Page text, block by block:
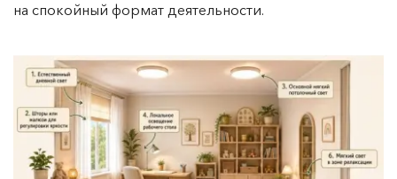
на спокойный формат деятельности.